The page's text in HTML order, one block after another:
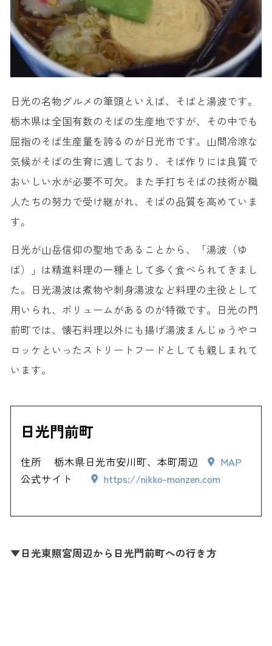
日光の名物グルメの筆頭といえば、そばと湯波です。
栃木県は全国有数のそばの生産地ですが、その中でも
屈指のそば生産量を誇るのが日光市です。山間冷涼な
気候がそばの生育に適しており、そば作りには良質で
おいしい水が必要不可欠。また手打ちそばの技術が職
人たちの努力で受け継がれ、そばの品質を高めていま
す。
日光が山岳信仰の聖地であることから、「湯波（ゆ
ば）」は精進料理の一種として多く食べられてきまし
た。日光湯波は煮物や刺身湯波など料理の主役として
用いられ、ボリュームがあるのが特徴です。日光の門
前町では、懐石料理以外にも揚げ湯波まんじゅうやコ
ロッケといったストリートフードとしても親しまれて
います。
日光門前町
住所 栃木県日光市安川町、本町周辺
MAP
公式サイト
https://nikko-monzen.com
▼日光東照宮周辺から日光門前町への行き方